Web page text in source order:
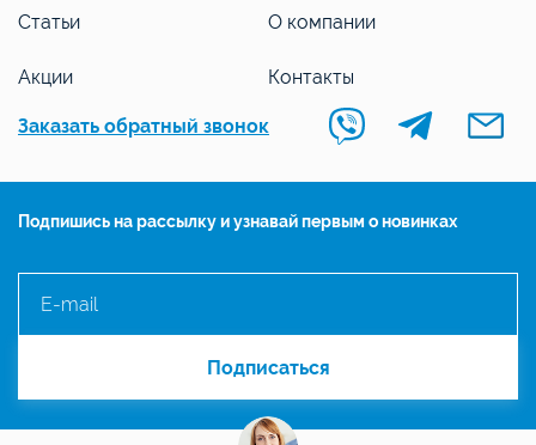
Статьи О компании
Акции Контакты
Заказать обратный звонок
Подпишись на рассылку и узнавай первым о новинках